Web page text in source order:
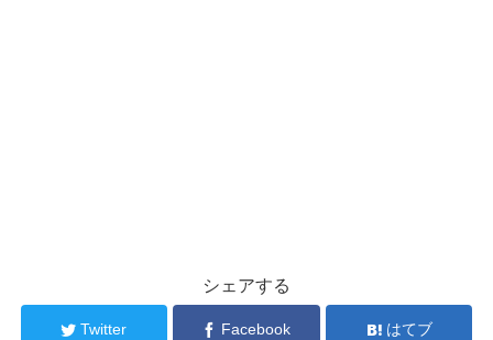
シェアする
Twitter Facebook はてブ